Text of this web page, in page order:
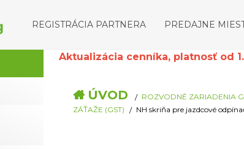
REGISTRÁCIA PARTNERA PREDAJNE
Aktualizácia cenníka, platnosť od
ÚVOD ROZVODNÉ ZARIADENIA
ZÁŤAŽE (GST)
NH skriňa pre jazdcové